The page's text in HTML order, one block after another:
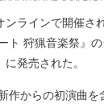
ラインで開催さ
ト 狩猟音楽祭』
発売された。
作からの初演曲を